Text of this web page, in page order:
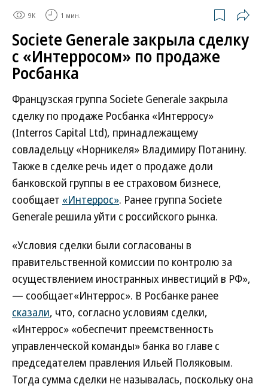
9K 1 мин.
Societe Generale закрыла сделку
с «Интерросом» по продаже
Росбанка
Французская группа Societe Generale закрыла
сделку по продаже Росбанка «Интерросу»
(Interros Capital Ltd), принадлежащему
совладельцу «Норникеля» Владимиру Потанину.
Также в сделке речь идет о продаже доли
банковской группы в ее страховом бизнесе,
сообщает «Интеррос». Ранее группа Societe
Generale решила уйти с российского рынка.
«Условия сделки были согласованы в
правительственной комиссии по контролю за
осуществлением иностранных инвестиций в РФ»,
— сообщает«Интеррос». В Росбанке ранее
сказали, что, согласно условиям сделки,
«Интеррос» «обеспечит преемственность
управленческой команды» банка во главе с
председателем правления Ильей Поляковым.
Тогда сумма сделки не называлась, поскольку она